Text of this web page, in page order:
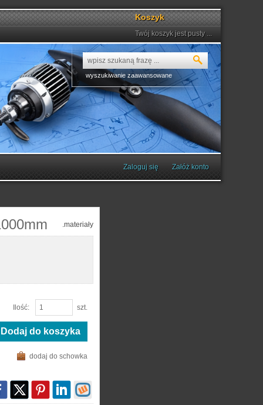
Koszyk
Twój koszyk jest pusty ...
wyszukiwanie zaawansowane
Zaloguj się Załóż konto
.materiały
Ilość: szt.
Dodaj do koszyka
dodaj do schowka